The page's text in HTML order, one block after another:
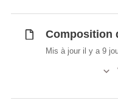
Composition
Mis à jour il y a 9